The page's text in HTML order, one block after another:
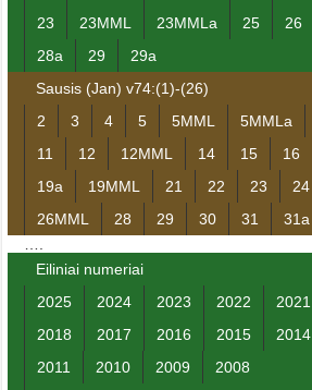
23
23MML 23MMLa 25 26
28a
29
29a
Sausis (Jan) v74:(1)-(26)
2
3 4 5 5MML 5MMLa
11
12 12MML 14 15 16
19a
19MML 21 22 23 24
26MML
28 29 30 31
31a
Eiliniai numeriai
2025
2024 2023 2022 2021
2018
2017 2016 2015 2014
2011
2010 2009
2008